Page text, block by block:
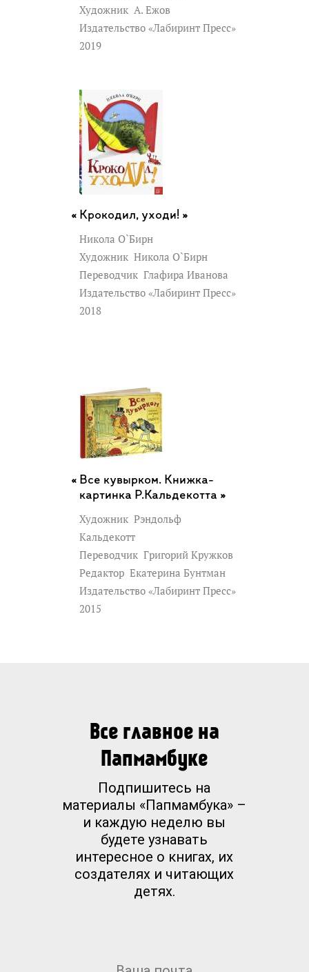
Художник А. Ежов
Издательство «Лабиринт Пресс»
2019
Крокодил, уходи! »
Никола О`Бирн
Художник Никола О`Бирн
Переводчик Глафира Иванова
Издательство «Лабиринт Пресс»
2018
Все кувырком. Книжка-
картинка Р.Кальдекотта »
Художник Рэндольф
Кальдекотт
Переводчик Григорий Кружков
Редактор Екатерина Бунтман
Издательство «Лабиринт Пресс»
2015
Все главное на
Папмамбуке
Подпишитесь на
материалы «Папмамбука» –
и каждую неделю вы
будете узнавать
интересное о книгах, их
создателях и читающих
детях.